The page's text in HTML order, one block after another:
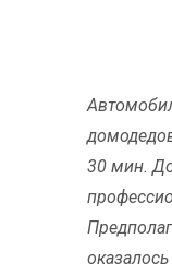
30 мин.